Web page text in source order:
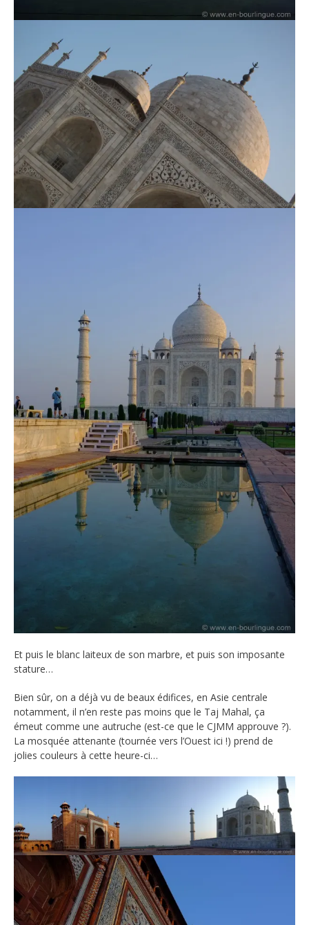
Et puis le blanc laiteux de son marbre, et puis son imposante
stature…
Bien sûr, on a déjà vu de beaux édifices, en Asie centrale
notamment, il n’en reste pas moins que le Taj Mahal, ça
émeut comme une autruche (est-ce que le CJMM approuve ?).
La mosquée attenante (tournée vers l’Ouest ici !) prend de
jolies couleurs à cette heure-ci…